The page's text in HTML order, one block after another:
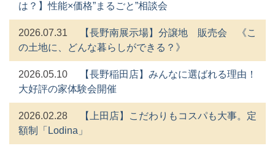
は？】性能×価格”まるごと”相談会
2026.07.31
【長野南展示場】分譲地 販売会 《こ
の土地に、どんな暮らしができる？》
2026.05.10
【長野稲田店】みんなに選ばれる理由！
大好評の家体験会開催
2026.02.28
【上田店】こだわりもコスパも大事。定
額制「Lodina」